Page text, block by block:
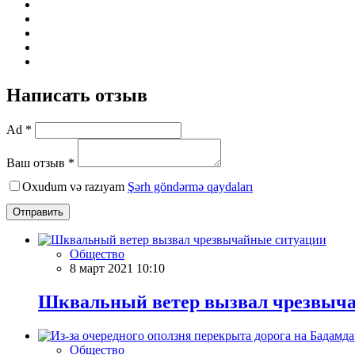
Написать отзыв
Ad *
Ваш отзыв *
Oxudum və razıyam Şərh göndərmə qaydaları
Отправить
Общество
8 март 2021 10:10
Шквальный ветер вызвал
Общество